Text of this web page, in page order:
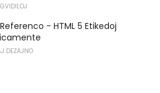
- HTML 5 Etikedoj
DEZAJNO